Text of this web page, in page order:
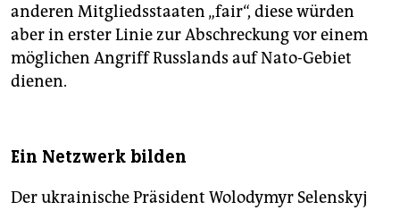
anderen Mitgliedsstaaten „fair“, diese würden
aber in erster Linie zur Abschreckung vor einem
möglichen Angriff Russlands auf Nato-Gebiet
dienen.
Ein Netzwerk bilden
Der ukrainische Präsident Wolodymyr Selenskyj